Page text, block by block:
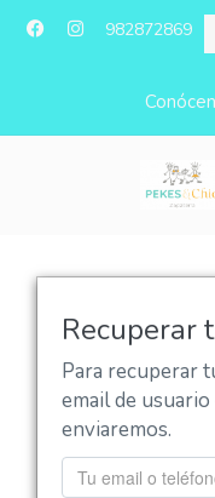
982872869
Recuperar
Para recuperar
email de
enviaremos.